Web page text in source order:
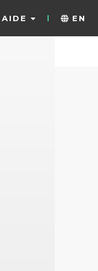
AIDE EN